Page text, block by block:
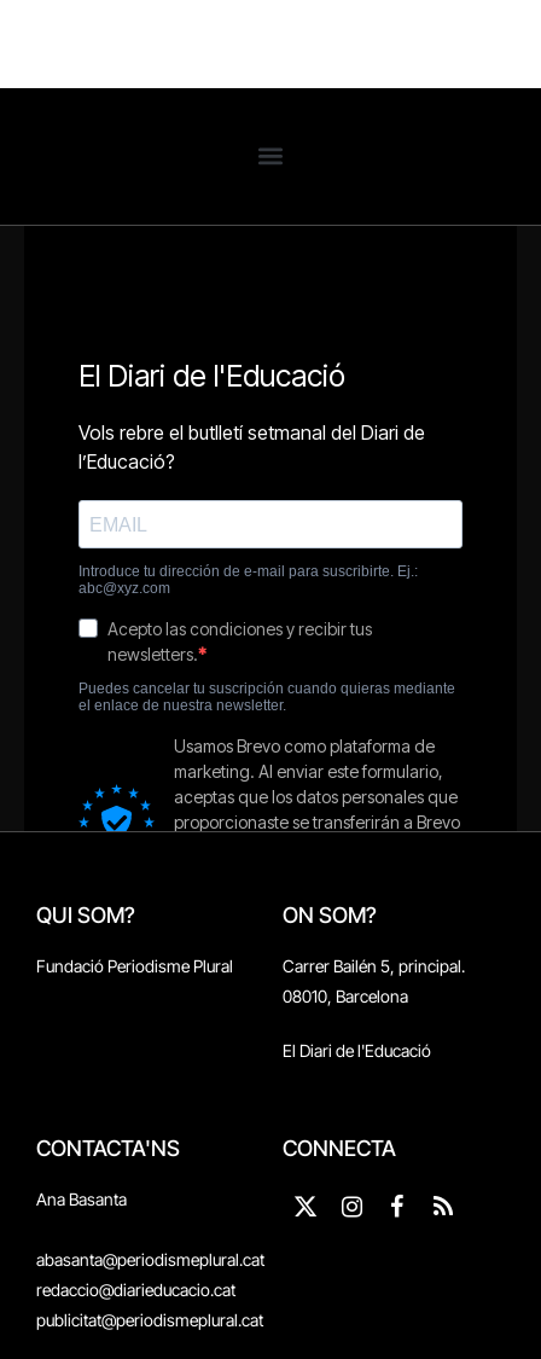
QUI SOM?
Fundació Periodisme Plural
ON SOM?
Carrer Bailén 5, principal.
08010, Barcelona
El Diari de l'Educació
CONTACTA'NS
Ana Basanta
abasanta@periodismeplural.cat
redaccio@diarieducacio.cat
publicitat@periodismeplural.cat
CONNECTA
X
InstagramFacebook
RSS